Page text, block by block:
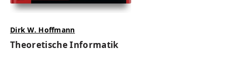
Dirk W. Hoffmann
Theoretische Informatik